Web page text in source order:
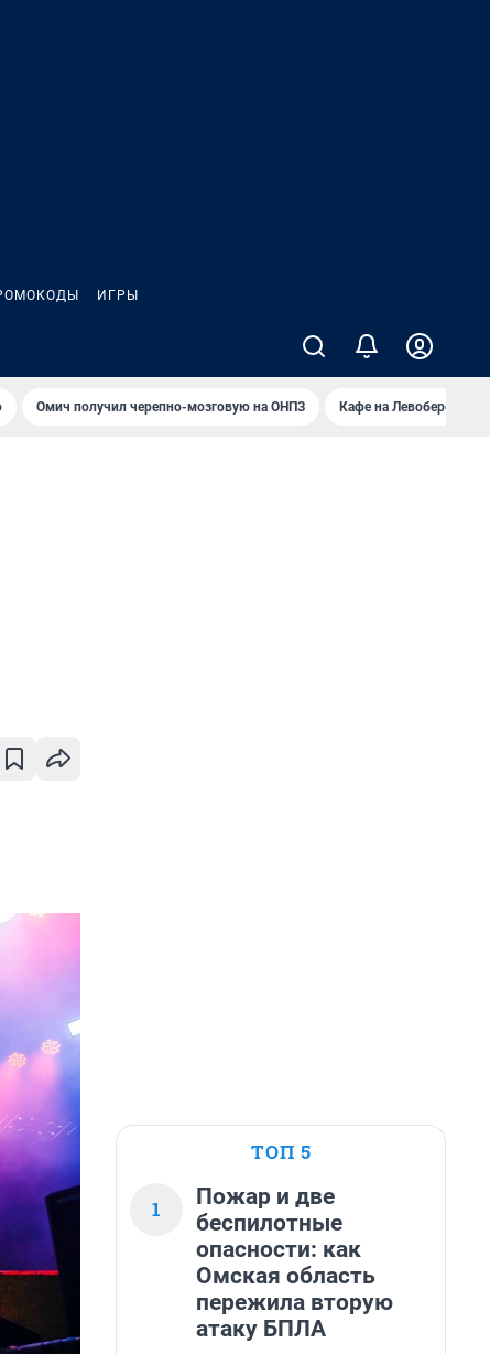
ИГРЫ
Омич получил черепно-мозговую на ОНПЗ Кафе на Левобережье
ТОП 5
1
Пожар и две
беспилотные
опасности: как
Омская область
пережила вторую
атаку БПЛА